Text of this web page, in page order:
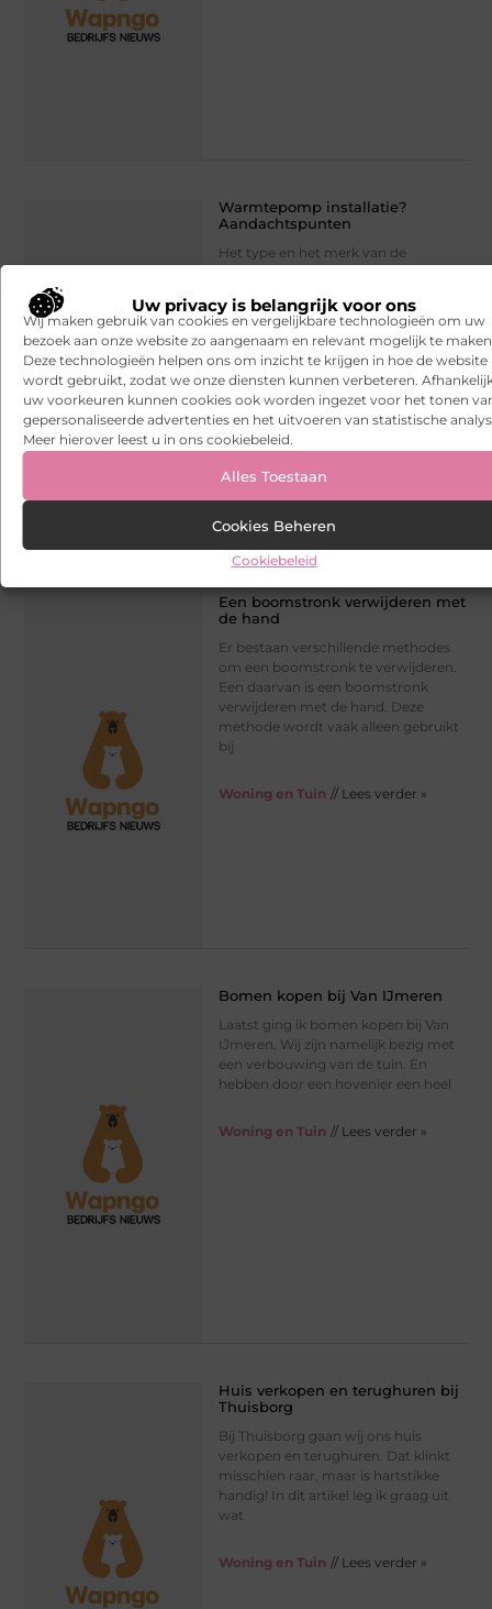
Uw privacy is belangrijk voor ons
Wij maken gebruik van cookies en vergelijkbare technologieën om uw
bezoek aan onze website zo aangenaam en relevant mogelijk te
Deze technologieën helpen ons om inzicht te krijgen in hoe de website
wordt gebruikt, zodat we onze diensten kunnen verbeteren.
uw voorkeuren kunnen cookies ook worden ingezet voor het tonen
gepersonaliseerde advertenties en het uitvoeren van statistische
Meer hierover leest u in ons cookiebeleid.
Alles Toestaan
Cookies Beheren
Cookiebeleid
Warmtepomp installatie?
Aandachtspunten
Het type en het merk van de
warmtepomp prijs is vanzelfsprekend
een belangrijk onderdeel om te
Woning en Tuin // Lees verder »
Een boomstronk verwijderen met
de hand
Er bestaan verschillende methodes
om een boomstronk te verwijderen.
Een daarvan is een boomstronk
verwijderen met de hand. Deze
methode wordt vaak alleen gebruikt
bij
Woning en Tuin // Lees verder »
Bomen kopen bij Van IJmeren
Laatst ging ik bomen kopen bij Van
IJmeren. Wij zijn namelijk bezig met
een verbouwing van de tuin. En
hebben door een hovenier een heel
Woning en Tuin // Lees verder »
Huis verkopen en terughuren bij
Thuisborg
Bij Thuisborg gaan wij ons huis
verkopen en terughuren. Dat klinkt
misschien raar, maar is hartstikke
handig! In dit artikel leg ik graag uit
wat
Woning en Tuin // Lees verder »